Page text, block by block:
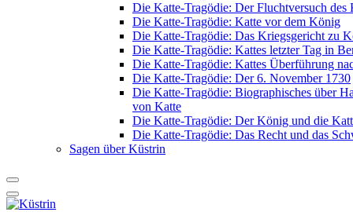
Die Katte-Tragödie: Der Fluchtversuch des
Die Katte-Tragödie: Katte vor dem König
Die Katte-Tragödie: Das Kriegsgericht zu
Die Katte-Tragödie: Kattes letzter Tag in
Die Katte-Tragödie: Kattes Überführung
Die Katte-Tragödie: Der 6. November 1730
Die Katte-Tragödie: Biographisches über
von Katte
Die Katte-Tragödie: Der König und die
Die Katte-Tragödie: Das Recht und das
Sagen über Küstrin